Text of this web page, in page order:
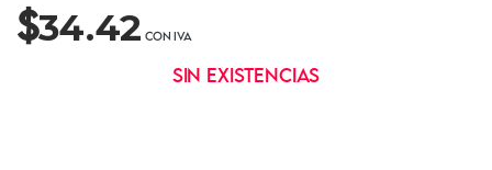
$34.42
Sin existencias